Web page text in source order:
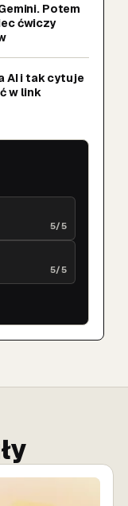
Potem
ćwiczy
AI i tak cytuje
w link
5/5
5/5